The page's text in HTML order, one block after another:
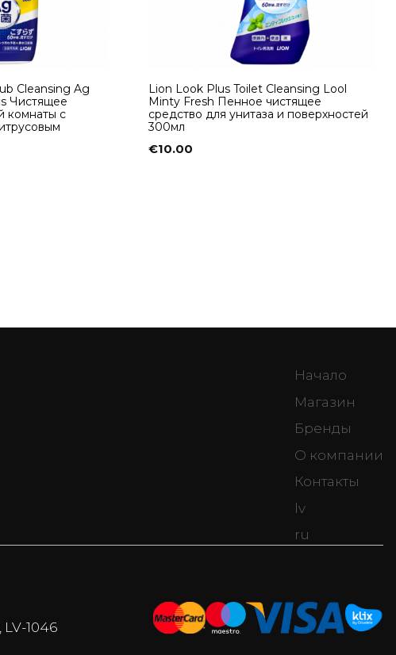
Cleansing Ag
Чистящее
комнаты с
Lion Look Plus Toilet Cleansing Lool
Minty Fresh Пенное чистящее
средство для унитаза и поверхностей
300мл
€10.00
Начало
Магазин
Бренды
О компании
Контакты
lv
ru
1046